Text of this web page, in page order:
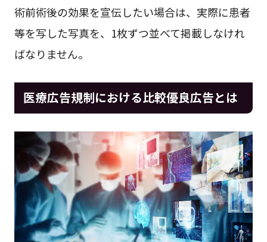
術前術後の効果を宣伝したい場合は、実際に患者
等を写した写真を、1枚ずつ並べて掲載しなけれ
ばなりません。
医療広告規制における比較優良広告とは